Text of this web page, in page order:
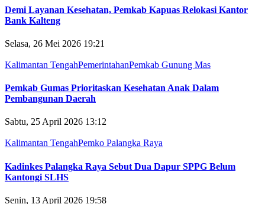
Demi Layanan Kesehatan, Pemkab Kapuas Relokasi Kantor
Bank Kalteng
Selasa, 26 Mei 2026 19:21
Kalimantan TengahPemerintahanPemkab Gunung Mas
Pemkab Gumas Prioritaskan Kesehatan Anak Dalam
Pembangunan Daerah
Sabtu, 25 April 2026 13:12
Kalimantan TengahPemko Palangka Raya
Kadinkes Palangka Raya Sebut Dua Dapur SPPG Belum
Kantongi SLHS
Senin, 13 April 2026 19:58